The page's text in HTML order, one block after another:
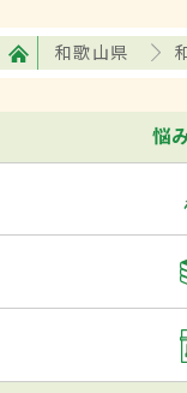
和歌山県
悩